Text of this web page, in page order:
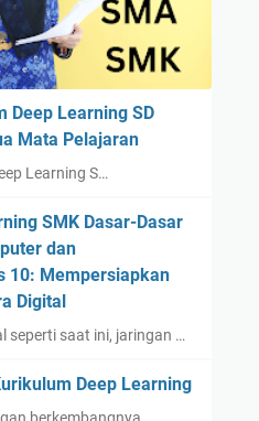
Deep Learning SD
Mata Pelajaran
Learning S…
SMK Dasar-Dasar
dan
10: Mempersiapkan
Digital
seperti saat ini, jaringan …
Deep Learning